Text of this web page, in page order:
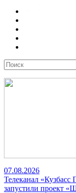
07.08.2026
Телеканал
запустили проект